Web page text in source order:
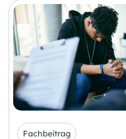
Fachbeitrag